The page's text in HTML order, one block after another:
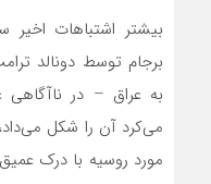
بیشتر اشتباهات
برجام توسط دونالد
به عراق – در
می‌کرد آن را شکل
مورد روسیه با درک